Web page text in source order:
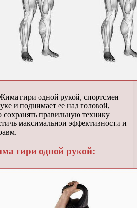
гири одной рукой, спортсмен
и поднимает ее над головой,
правильную технику
максимальной эффективности и
гири одной рукой: